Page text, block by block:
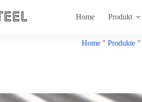
Home Produkt
Home" Produkte"